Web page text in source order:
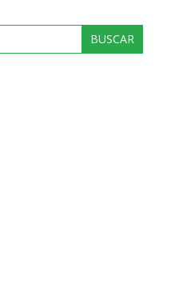
54.69 €
62.25 €